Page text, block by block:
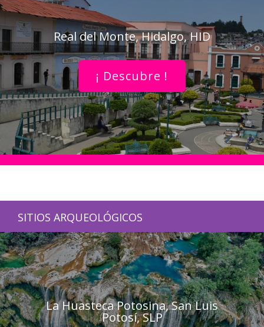
Real del Monte, Hidalgo, HID
¡ Descubre !
SITIOS ARQUEOLÓGICOS
La Huasteca Potosina, San Luis
Potosí, SLP